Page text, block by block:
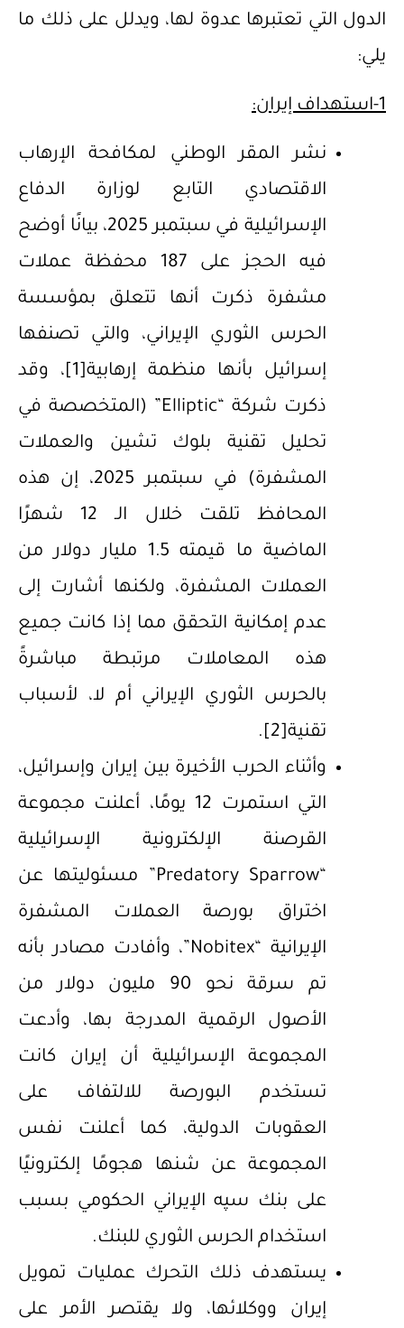
الدول التي تعتبرها عدوة لها، ويدلل على ذلك ما
يلي:
1-استهداف إيران:
نشر المقر الوطني لمكافحة الإرهاب
الاقتصادي التابع لوزارة الدفاع
الإسرائيلية في سبتمبر 2025، بيانًا أوضح
فيه الحجز على 187 محفظة عملات
مشفرة ذكرت أنها تتعلق بمؤسسة
الحرس الثوري الإيراني، والتي تصنفها
إسرائيل بأنها منظمة إرهابية[1]
، وقد
ذكرت شركة “Elliptic” (المتخصصة في
تحليل تقنية بلوك تشين والعملات
المشفرة) في سبتمبر 2025، إن هذه
المحافظ تلقت خلال الـ 12 شهرًا
الماضية ما قيمته 1.5 مليار دولار من
العملات المشفرة، ولكنها أشارت إلى
عدم إمكانية التحقق مما إذا كانت جميع
هذه المعاملات مرتبطة مباشرةً
بالحرس الثوري الإيراني أم لا، لأسباب
تقنية[2]
.
وأثناء الحرب الأخيرة بين إيران وإسرائيل،
التي استمرت 12 يومًا، أعلنت مجموعة
القرصنة الإلكترونية الإسرائيلية
“Predatory Sparrow” مسئوليتها عن
اختراق بورصة العملات المشفرة
الإيرانية “Nobitex”، وأفادت مصادر بأنه
تم سرقة نحو 90 مليون دولار من
الأصول الرقمية المدرجة بها، وأدعت
المجموعة الإسرائيلية أن إيران كانت
تستخدم البورصة للالتفاف على
العقوبات الدولية، كما أعلنت نفس
المجموعة عن شنها هجومًا إلكترونيًا
على بنك سپه الإيراني الحكومي بسبب
استخدام الحرس الثوري للبنك.
يستهدف ذلك التحرك عمليات تمويل
إيران ووكلائها، ولا يقتصر الأمر على